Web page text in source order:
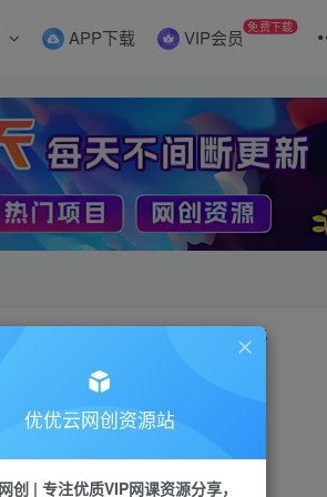
APP下载 VIP会员 免费下载
起号3天内日入500+，独特操作揭秘
查看
优优云网创资源站
创 | 专注优质VIP网课资源分享，